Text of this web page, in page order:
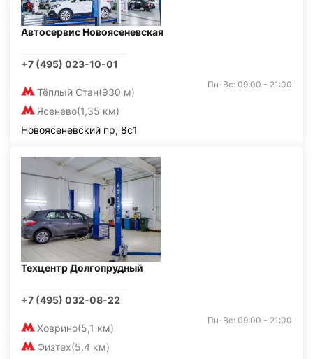
Автосервис Новоясеневская
+7 (495) 023-10-01
Тёплый Стан(930 м)
Ясенево(1,35 км)
Пн-Вс: 09:00 - 21:00
Новоясеневский пр, 8с1
Техцентр Долгопрудный
+7 (495) 032-08-22
Ховрино(5,1 км)
Физтех(5,4 км)
Пн-Вс: 09:00 - 21:00